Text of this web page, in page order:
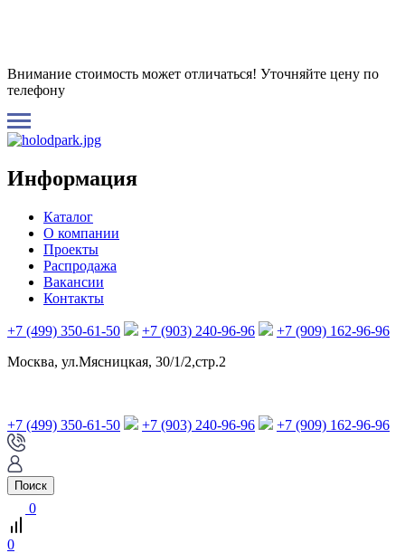
Внимание стоимость может отличаться! Уточняйте цену по
телефону
Информация
Каталог
О компании
Проекты
Распродажа
Вакансии
Контакты
+7 (499) 350-61-50 +7 (903) 240-96-96
+7 (909) 162-96-96
Москва, ул.Мясницкая, 30/1/2,стр.2
+7 (499) 350-61-50 +7 (903) 240-96-96 +7 (909) 162-96-96
Поиск
0
0